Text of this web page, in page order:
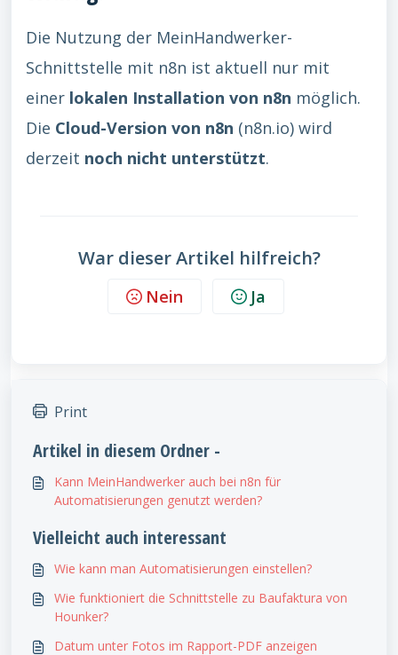
Die Nutzung der MeinHandwerker-
Schnittstelle mit n8n ist aktuell nur mit
einer lokalen Installation von n8n möglich.
Die Cloud-Version von n8n (n8n.io) wird
derzeit noch nicht unterstützt.
War dieser Artikel hilfreich?
Nein Ja
Print
Artikel in diesem Ordner -
Kann MeinHandwerker auch bei n8n für
Automatisierungen genutzt werden?
Vielleicht auch interessant
Wie kann man Automatisierungen einstellen?
Wie funktioniert die Schnittstelle zu Baufaktura von
Hounker?
Datum unter Fotos im Rapport-PDF anzeigen